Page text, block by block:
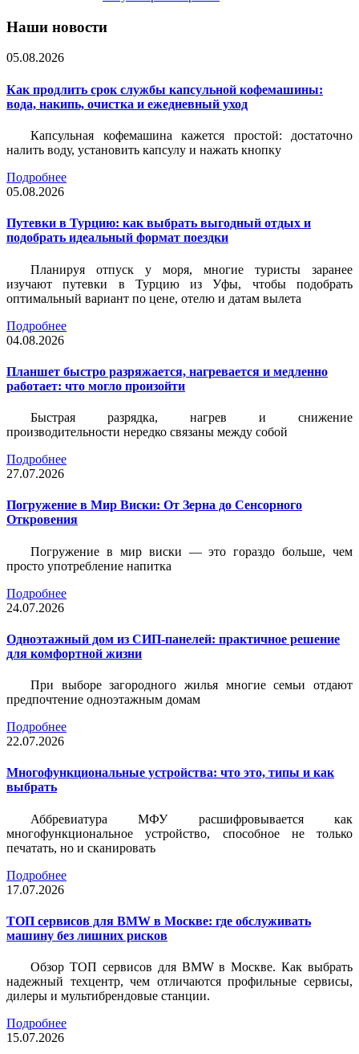
Наши новости
05.08.2026
Как продлить срок службы капсульной кофемашины:
вода, накипь, очистка и ежедневный уход
Капсульная кофемашина кажется простой: достаточно
налить воду, установить капсулу и нажать кнопку
Подробнее
05.08.2026
Путевки в Турцию: как выбрать выгодный отдых и
подобрать идеальный формат поездки
Планируя отпуск у моря, многие туристы заранее
изучают путевки в Турцию из Уфы, чтобы подобрать
оптимальный вариант по цене, отелю и датам вылета
Подробнее
04.08.2026
Планшет быстро разряжается, нагревается и медленно
работает: что могло произойти
Быстрая разрядка, нагрев и снижение
производительности нередко связаны между собой
Подробнее
27.07.2026
Погружение в Мир Виски: От Зерна до Сенсорного
Откровения
Погружение в мир виски — это гораздо больше, чем
просто употребление напитка
Подробнее
24.07.2026
Одноэтажный дом из СИП-панелей: практичное решение
для комфортной жизни
При выборе загородного жилья многие семьи отдают
предпочтение одноэтажным домам
Подробнее
22.07.2026
Многофункциональные устройства: что это, типы и как
выбрать
Аббревиатура МФУ расшифровывается как
многофункциональное устройство, способное не только
печатать, но и сканировать
Подробнее
17.07.2026
ТОП сервисов для BMW в Москве: где обслуживать
машину без лишних рисков
Обзор ТОП сервисов для BMW в Москве. Как выбрать
надежный техцентр, чем отличаются профильные сервисы,
дилеры и мультибрендовые станции.
Подробнее
15.07.2026